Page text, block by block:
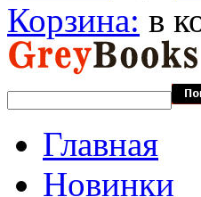
Корзина: в
Главная
Новинки